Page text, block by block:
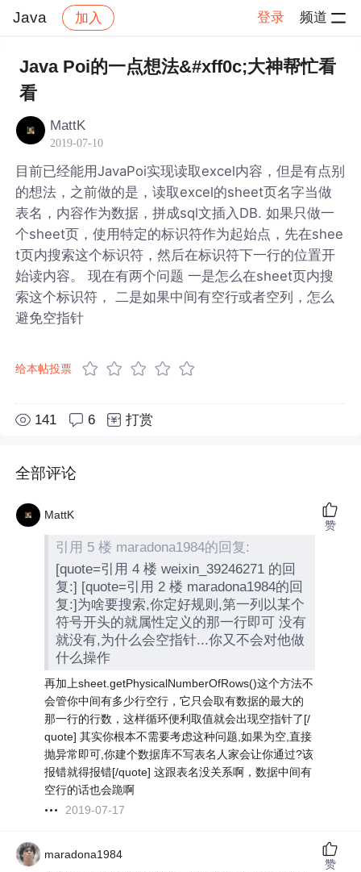
Java 加入 登录 频道
社区 Java 帖子详情
Java Poi的一点想法&#xff0c;大神帮忙看
看
MattK
2019-07-10
目前已经能用JavaPoi实现读取excel内容，但是有点别
的想法，之前做的是，读取excel的sheet页名字当做
表名，内容作为数据，拼成sql文插入DB. 如果只做一
个sheet页，使用特定的标识符作为起始点，先在shee
t页内搜索这个标识符，然后在标识符下一行的位置开
始读内容。 现在有两个问题 一是怎么在sheet页内搜
索这个标识符， 二是如果中间有空行或者空列，怎么
避免空指针
给本帖投票
141 6 打赏
全部评论
MattK
引用 5 楼 maradona1984的回复:
[quote=引用 4 楼 weixin_39246271 的回
复:] [quote=引用 2 楼 maradona1984的回
复:]为啥要搜索,你定好规则,第一列以某个
符号开头的就属性定义的那一行即可 没有
就没有,为什么会空指针...你又不会对他做
什么操作
再加上sheet.getPhysicalNumberOfRows()这个方法不
会管你中间有多少行空行，它只会取有数据的最大的
那一行的行数，这样循环便利取值就会出现空指针了[/
quote] 其实你根本不需要考虑这种问题,如果为空,直接
抛异常即可,你建个数据库不写表名人家会让你通过?该
报错就得报错[/quote] 这跟表名没关系啊，数据中间有
空行的话也会跪啊
2019-07-17
赞
maradona1984
赞